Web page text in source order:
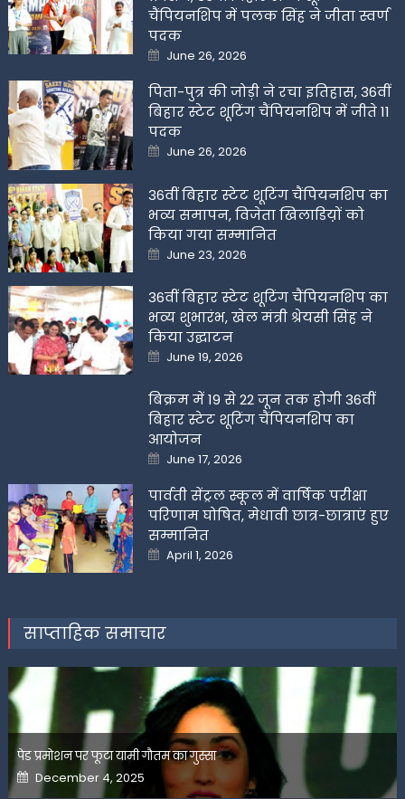
चैंपियनशिप में पलक सिंह ने जीता स्वर्ण
पदक
Posted
on
June 26, 2026
पिता-पुत्र की जोड़ी ने रचा इतिहास, 36वीं
बिहार स्टेट शूटिंग चैंपियनशिप में जीते 11
पदक
Posted
on
June 26, 2026
36वीं बिहार स्टेट शूटिंग चैंपियनशिप का
भव्य समापन, विजेता खिलाडिय़ों को
किया गया सम्मानित
Posted
on
June 23, 2026
36वीं बिहार स्टेट शूटिंग चैंपियनशिप का
भव्य शुभारंभ, खेल मंत्री श्रेयसी सिंह ने
किया उद्घाटन
Posted
on
June 19, 2026
बिक्रम में 19 से 22 जून तक होगी 36वीं
बिहार स्टेट शूटिंग चैंपियनशिप का
आयोजन
Posted
on
June 17, 2026
पार्वती सेंट्रल स्कूल में वार्षिक परीक्षा
परिणाम घोषित, मेधावी छात्र-छात्राएं हुए
सम्मानित
Posted
on
April 1, 2026
साप्ताहिक समाचार
पेड प्रमोशन पर फूटा यामी गौतम का गुस्सा
Posted
on
December 4, 2025